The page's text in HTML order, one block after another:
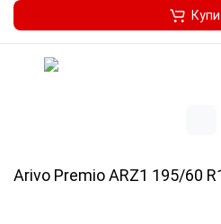
Arivo Premio ARZ1 195/60